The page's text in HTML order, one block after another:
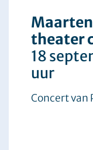
theater
18
uur
Concert van